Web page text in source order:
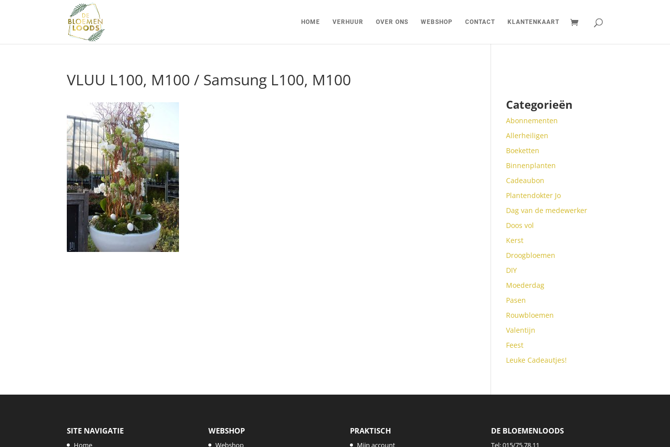
HOME VERHUUR OVER ONS WEBSHOP CONTACT KLANTENKAART
VLUU L100, M100 / Samsung L100, M100
Categorieën
Abonnementen
Allerheiligen
Boeketten
Binnenplanten
Cadeaubon
Plantendokter Jo
Dag van de medewerker
Doos vol
Kerst
Droogbloemen
DIY
Moederdag
Pasen
Rouwbloemen
Valentijn
Feest
Leuke Cadeautjes!
SITE NAVIGATIE
Home
WEBSHOP
Webshop
PRAKTISCH
Mijn account
DE BLOEMENLOODS
Tel:015/75.78.11